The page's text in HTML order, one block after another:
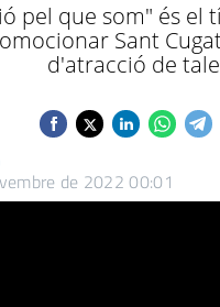
pel que som" és el
Sant
d'atracció de
de 2022 00:01